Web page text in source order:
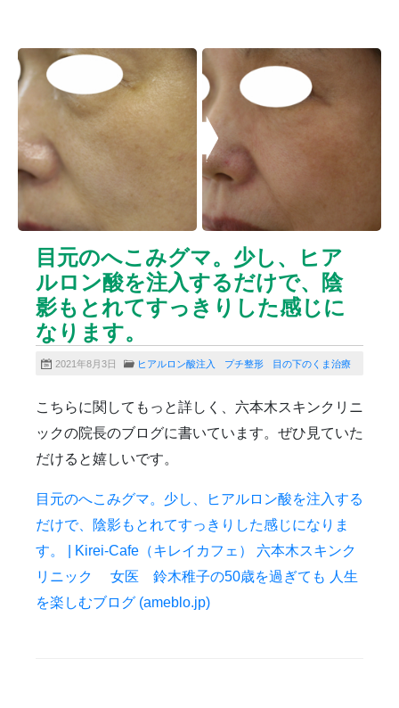
タトゥー・刺青除去
ダイエット
トーニング
ニキビクリア
ニキビ治療
ニキビ痕の凹み（ニキビ痕のクレーター）
ニキビ痕の凹み（ニキビ痕のクレーター）オリジナル
ピーリング
ニキビ跡・凹みクレーター治療
ヒアルロン酸注入
ブログ
プチ整形 ボトックス修正
ボトックス注射
マイクロボトックス
メディア
メディカルダイエット
ロアキュティン
保険診療・一般診療
健康 化粧品
商品
成長因子ピーリング
毛穴用プラグピーリング
水光注射
注射・点滴
美肌・アンチエイジング
肝斑治療
脂肪溶解注射
脂肪溶解注射（BNLS）
花粉症
血管開き
雑誌掲載
食べ物
目元のへこみグマ。少し、ヒア
ルロン酸を注入するだけで、陰
影もとれてすっきりした感じに
なります。
2021年8月3日 ヒアルロン酸注入 プチ整形 目の下のくま治療
こちらに関してもっと詳しく、六本木スキンクリニ
ックの院長のブログに書いています。ぜひ見ていた
だけると嬉しいです。
目元のへこみグマ。少し、ヒアルロン酸を注入する
だけで、陰影もとれてすっきりした感じになりま
す。 | Kirei-Cafe（キレイカフェ） 六本木スキンク
リニック 女医 鈴木稚子の50歳を過ぎても 人生
を楽しむブログ (ameblo.jp)